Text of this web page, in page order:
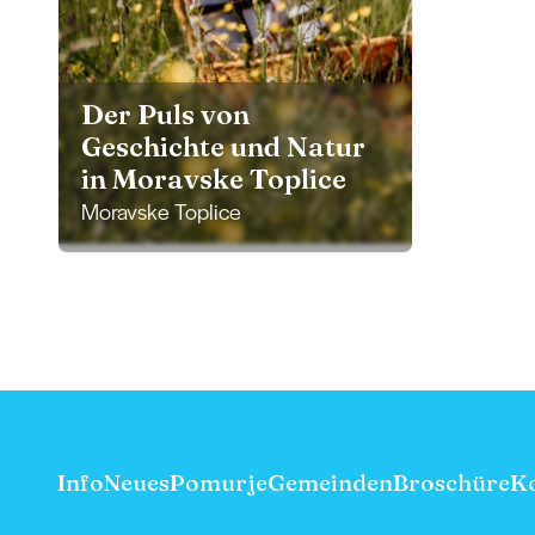
Der Puls von
Geschichte und Natur
in Moravske Toplice
Moravske Toplice
InfoNeuesPomurjeGemeindenBroschüre